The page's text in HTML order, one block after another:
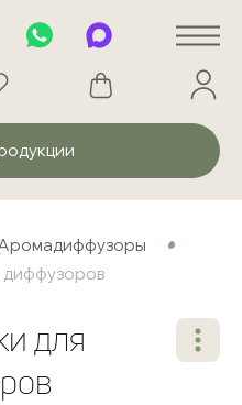
диффузоров
для